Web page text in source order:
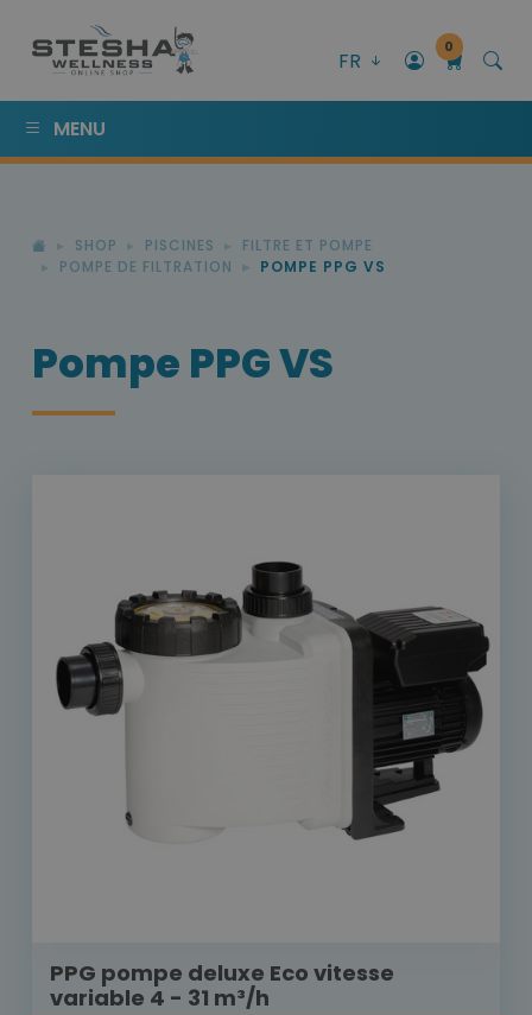
FR
0
MENU
SHOP PISCINES
FILTRE ET POMPE
POMPE DE FILTRATION
POMPE PPG VS
Pompe PPG VS
PPG pompe deluxe Eco vitesse
variable 4 - 31 m³/h